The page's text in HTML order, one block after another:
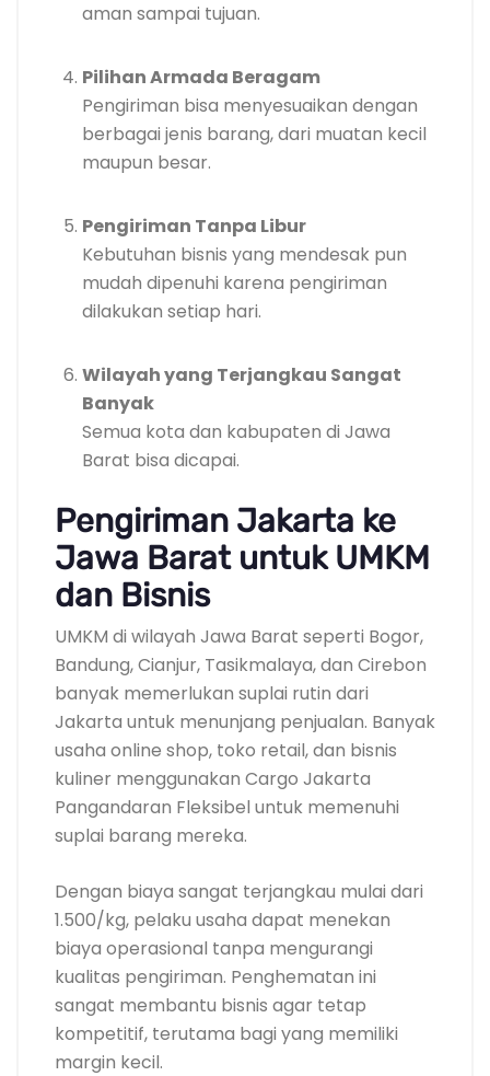
aman sampai tujuan.
Pilihan Armada Beragam
Pengiriman bisa menyesuaikan dengan
berbagai jenis barang, dari muatan kecil
maupun besar.
Pengiriman Tanpa Libur
Kebutuhan bisnis yang mendesak pun
mudah dipenuhi karena pengiriman
dilakukan setiap hari.
Wilayah yang Terjangkau Sangat
Banyak
Semua kota dan kabupaten di Jawa
Barat bisa dicapai.
Pengiriman Jakarta ke
Jawa Barat untuk UMKM
dan Bisnis
UMKM di wilayah Jawa Barat seperti Bogor,
Bandung, Cianjur, Tasikmalaya, dan Cirebon
banyak memerlukan suplai rutin dari
Jakarta untuk menunjang penjualan. Banyak
usaha online shop, toko retail, dan bisnis
kuliner menggunakan Cargo Jakarta
Pangandaran Fleksibel untuk memenuhi
suplai barang mereka.
Dengan biaya sangat terjangkau mulai dari
1.500/kg, pelaku usaha dapat menekan
biaya operasional tanpa mengurangi
kualitas pengiriman. Penghematan ini
sangat membantu bisnis agar tetap
kompetitif, terutama bagi yang memiliki
margin kecil.